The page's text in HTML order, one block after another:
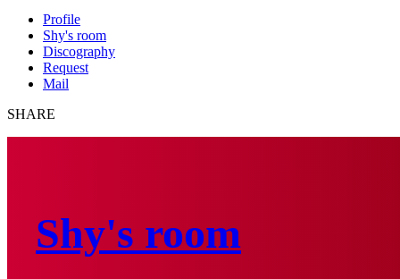
Profile
Shy's room
Discography
Request
Mail
SHARE
Shy's room